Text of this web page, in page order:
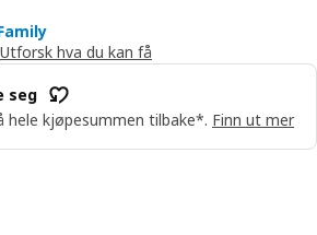
Utforsk hva du kan få
seg
hele kjøpesummen tilbake*. Finn ut mer